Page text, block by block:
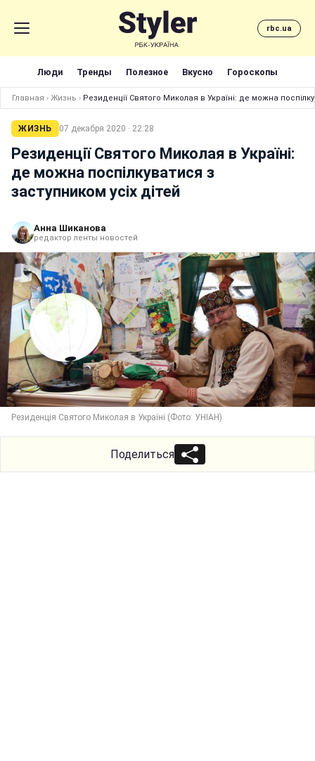
rbc.ua
Люди Тренды Полезное Вкусно Гороскопы
Главная › Жизнь › Резиденції Святого Миколая в Україні: де можна
ЖИЗНЬ 07 декабря 2020 · 22:28
Резиденції Святого Миколая в Україні:
де можна поспілкуватися з
заступником усіх дітей
Анна Шиканова
редактор ленты новостей
Резиденція Святого Миколая в Україні (Фото: УНІАН)
Поделиться